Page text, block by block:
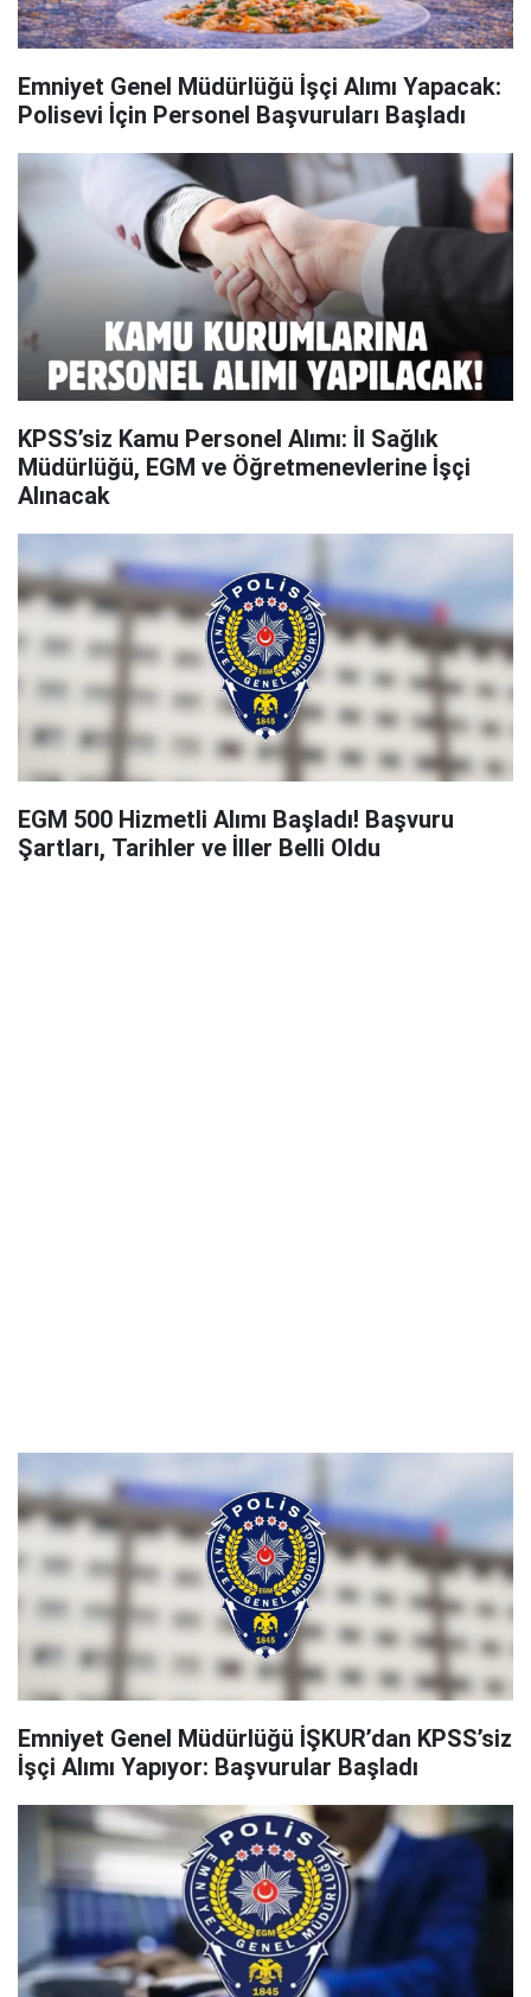
Emniyet Genel Müdürlüğü İşçi Alımı Yapacak:
Polisevi İçin Personel Başvuruları Başladı
KPSS’siz Kamu Personel Alımı: İl Sağlık
Müdürlüğü, EGM ve Öğretmenevlerine İşçi
Alınacak
EGM 500 Hizmetli Alımı Başladı! Başvuru
Şartları, Tarihler ve İller Belli Oldu
Emniyet Genel Müdürlüğü İŞKUR’dan KPSS’siz
İşçi Alımı Yapıyor: Başvurular Başladı